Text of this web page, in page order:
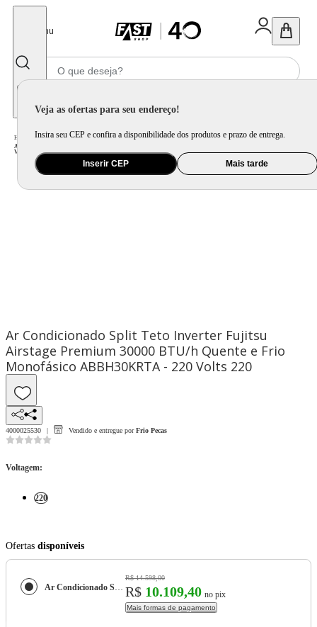
Menu
Veja as ofertas para seu endereço!
Insira seu CEP e confira a disponibilidade dos produtos e prazo de entrega.
Inserir CEP Mais tarde
Home Ar e Ventilação / Ar Condicionado
Ar Condicionado Split Teto Inverter Fujitsu Airstage Premium 30000 BTU/h Quente e Frio Monofásico ABBH30KRTA - 220
Volts
Ar Condicionado Split Teto Inverter Fujitsu
Airstage Premium 30000 BTU/h Quente e Frio
Monofásico ABBH30KRTA - 220 Volts 220
4000025530 Vendido e entregue por Frio Pecas
Voltagem:
220
Ofertas disponíveis
Ar Condicionado Split Teto Inverter Fujitsu Airstage Premium 30000 BTU/h Quente e Frio Monofásico ABBH30KRTA - 220 Volts
R$ 14.598,00
R$ 10.109,40 no pix
Mais formas de pagamento